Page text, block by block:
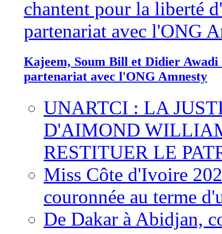
Kajeem, Soum Bill et Didier
partenariat avec l'ONG Amnesty
UNARTCI : LA
D'AIMOND
RESTITUER LE
Miss Côte d'Ivoire
couronnée au terme
De Dakar à Abidjan,